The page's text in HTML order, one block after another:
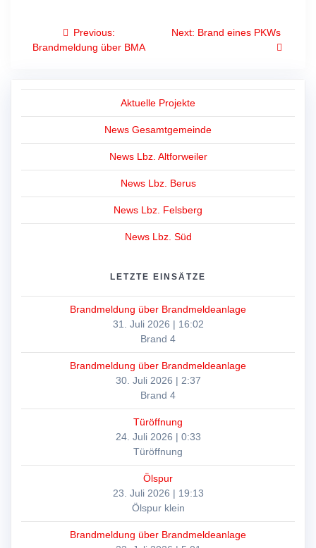
Beitragsnavigation
Previous:
post:
Brandmeldung über BMA
Next: Next
Brand eines PKWs
Aktuelle Projekte
News Gesamtgemeinde
News Lbz. Altforweiler
News Lbz. Berus
News Lbz. Felsberg
News Lbz. Süd
LETZTE EINSÄTZE
Brandmeldung über Brandmeldeanlage
31. Juli 2026 | 16:02
Brand 4
Brandmeldung über Brandmeldeanlage
30. Juli 2026 | 2:37
Brand 4
Türöffnung
24. Juli 2026 | 0:33
Türöffnung
Ölspur
23. Juli 2026 | 19:13
Ölspur klein
Brandmeldung über Brandmeldeanlage